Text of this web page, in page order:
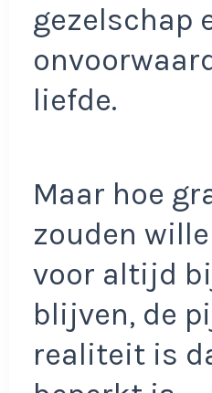
gezelschap
liefde.
Maar hoe
zouden
voor altijd
blijven, de
realiteit is